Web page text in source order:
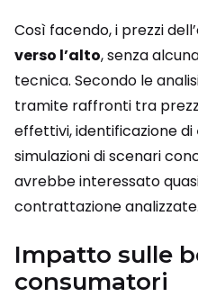
Così facendo, i prezzi
verso l’alto, senza
tecnica. Secondo le
tramite raffronti tra
effettivi, identificazione di
simulazioni di scenari
avrebbe interessato
contrattazione analizzate.
Impatto sulle
consumatori